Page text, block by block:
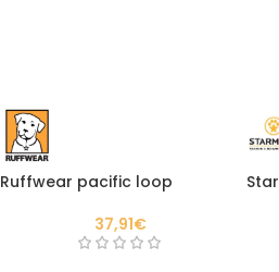
Ruffwear pacific loop
37,91€